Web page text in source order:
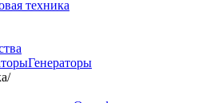
Генераторы
/